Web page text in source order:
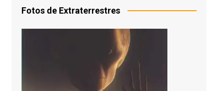
Fotos de Extraterrestres